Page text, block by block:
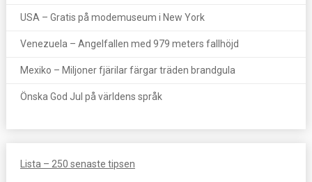
USA – Gratis på modemuseum i New York
Venezuela – Angelfallen med 979 meters fallhöjd
Mexiko – Miljoner fjärilar färgar träden brandgula
Önska God Jul på världens språk
Lista – 250 senaste tipsen